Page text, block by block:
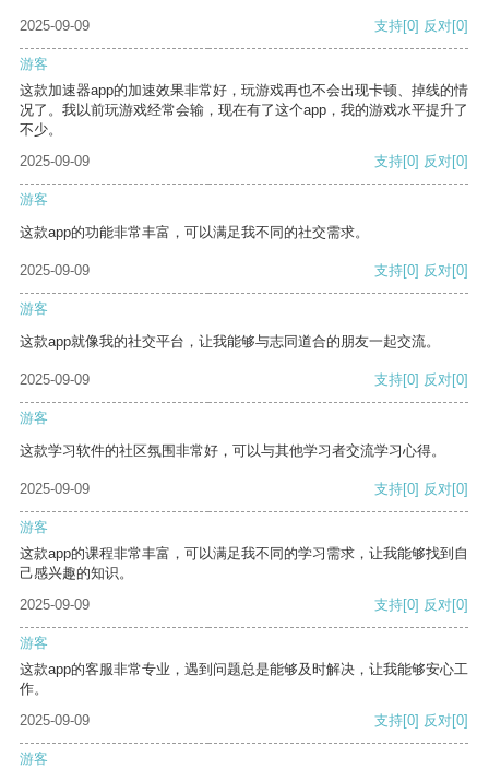
2025-09-09 支持[0] 反对[0]
游客
这款加速器app的加速效果非常好，玩游戏再也不会出现卡顿、掉线的情
况了。我以前玩游戏经常会输，现在有了这个app，我的游戏水平提升了
不少。
2025-09-09
支持[0] 反对[0]
游客
这款app的功能非常丰富，可以满足我不同的社交需求。
2025-09-09 支持[0] 反对[0]
游客
这款app就像我的社交平台，让我能够与志同道合的朋友一起交流。
2025-09-09 支持[0] 反对[0]
游客
这款学习软件的社区氛围非常好，可以与其他学习者交流学习心得。
2025-09-09 支持[0] 反对[0]
游客
这款app的课程非常丰富，可以满足我不同的学习需求，让我能够找到自
己感兴趣的知识。
2025-09-09
支持[0] 反对[0]
游客
这款app的客服非常专业，遇到问题总是能够及时解决，让我能够安心工
作。
2025-09-09
支持[0] 反对[0]
游客